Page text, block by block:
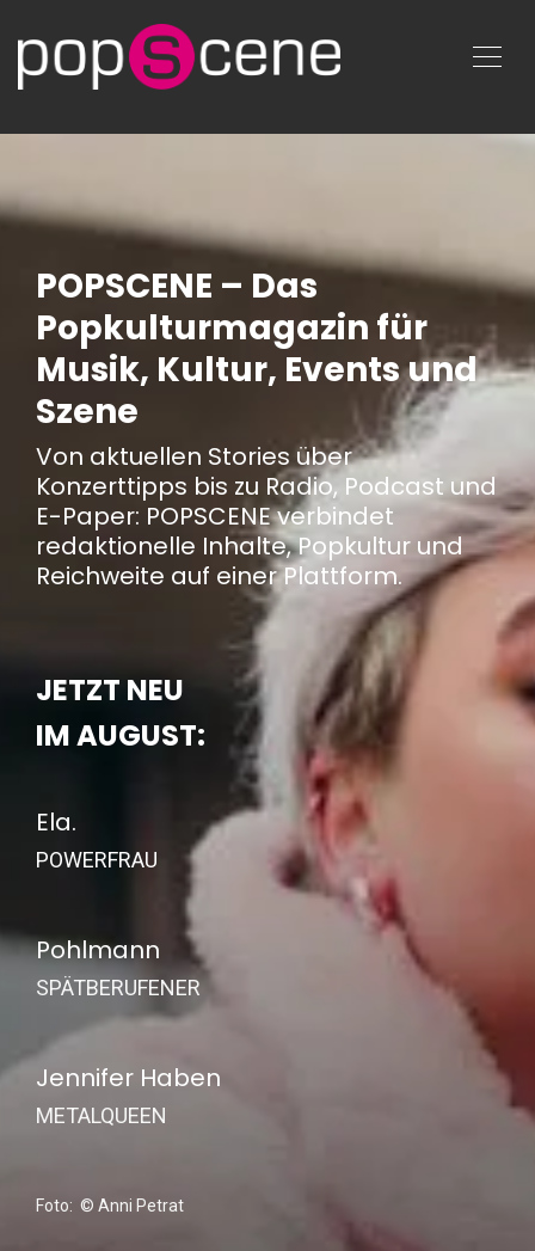
POPSCENE – Das
Popkulturmagazin für
Musik, Kultur, Events und
Szene
Von aktuellen Stories über
Konzerttipps bis zu Radio, Podcast und
E-Paper: POPSCENE verbindet
redaktionelle Inhalte, Popkultur und
Reichweite auf einer Plattform.
JETZT NEU
IM AUGUST:
Ela.
POWERFRAU
Pohlmann
SPÄTBERUFENER
Jennifer Haben
METALQUEEN
Foto: © Anni Petrat